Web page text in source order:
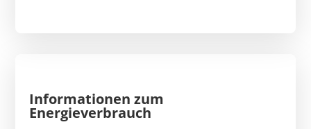
Informationen zum
Energieverbrauch